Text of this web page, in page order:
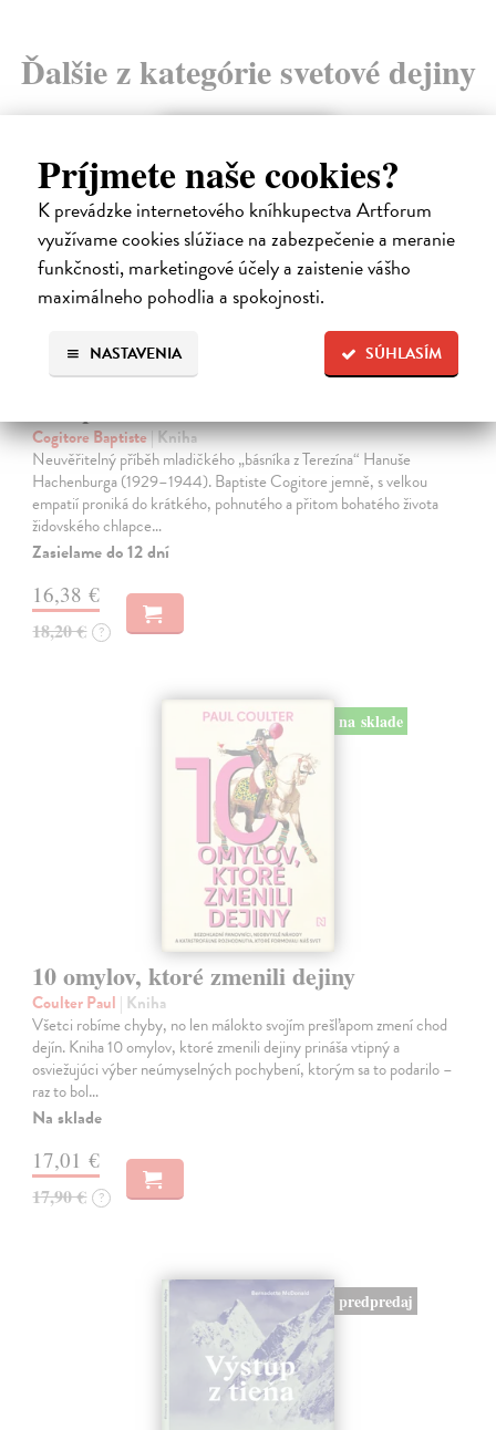
Príjmete naše cookies?
K prevádzke internetového kníhkupectva Artforum
využívame cookies slúžiace na zabezpečenie a meranie
funkčnosti, marketingové účely a zaistenie vášho
maximálneho pohodlia a spokojnosti.
SÚHLASÍM
NASTAVENIA
Ďalšie z kategórie svetové dejiny
Cogitore Baptiste| Kniha
Neuvěřitelný příběh mladičkého „básníka z Terezína“ Hanuše
Hachenburga (1929–1944). Baptiste Cogitore jemně, s velkou
empatií proniká do krátkého, pohnutého a přitom bohatého života
židovského chlapce…
Zasielame do 12 dní
16,38 €
18,20 € ?
na sklade
10 omylov, ktoré zmenili dejiny
Coulter Paul | Kniha
Všetci robíme chyby, no len málokto svojím prešľapom zmení chod
dejín. Kniha 10 omylov, ktoré zmenili dejiny prináša vtipný a
osviežujúci výber neúmyselných pochybení, ktorým sa to podarilo –
raz to bol…
Na sklade
17,01 €
17,90 € ?
predpredaj